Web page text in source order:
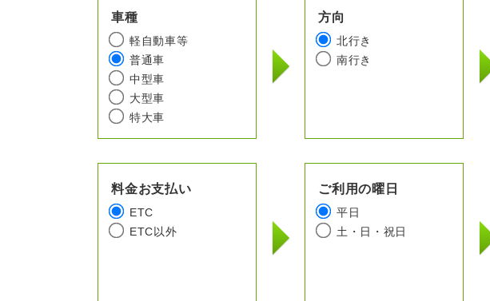
車種
軽自動車等
普通車
中型車
大型車
特大車
方向
北行き
南行き
料金お支払い
ETC
ETC以外
ご利用の曜日
平日
土・日・祝日